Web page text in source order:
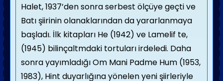
Halet, 1937’den sonra serbest ölçüye geçti ve
Batı şiirinin olanaklarından da yararlanmaya
başladı. İlk kitapları He (1942) ve Lamelif te,
(1945) bilinçaltmdaki tortuları irdeledi. Daha
sonra yayımladığı Om Mani Padme Hum (1953,
1983), Hint duyarlığına yönelen yeni şiirleriyle